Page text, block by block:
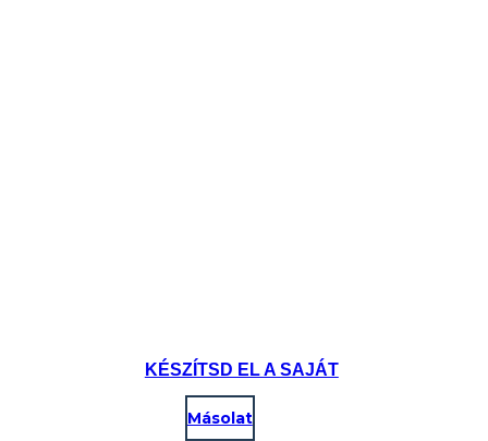
KÉSZÍTSD EL A SAJÁT
Másolat